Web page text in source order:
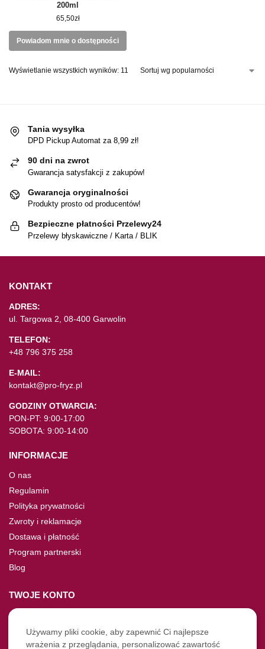
200ml
65,50zł
Powiadom mnie o dostępności
Wyświetlanie wszystkich wyników: 11
Tania wysyłka
DPD Pickup Automat za 8,99 zł!
90 dni na zwrot
Gwarancja satysfakcji z zakupów!
Gwarancja oryginalności
Produkty prosto od producentów!
Bezpieczne płatności Przelewy24
Przelewy błyskawiczne / Karta / BLIK
KONTAKT
ADRES:
ul. Targowa 2, 08-400 Garwolin
TELEFON:
+48 796 375 258
E-MAIL:
kontakt@pro-fryz.pl
GODZINY OTWARCIA:
PON-PT: 9:00-17:00
SOBOTA: 9:00-14:00
INFORMACJE
O nas
Regulamin
Polityka prywatności
Zwroty i reklamacje
Dostawa i płatność
Program partnerski
Blog
TWOJE KONTO
Moje konto
Nie pamiętasz hasła?
Twoje zamówienia
Używamy pliki cookie, aby zapewnić Ci najlepsze
wrażenia z przeglądania, personalizować zawartość